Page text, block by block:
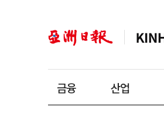
금융 산업